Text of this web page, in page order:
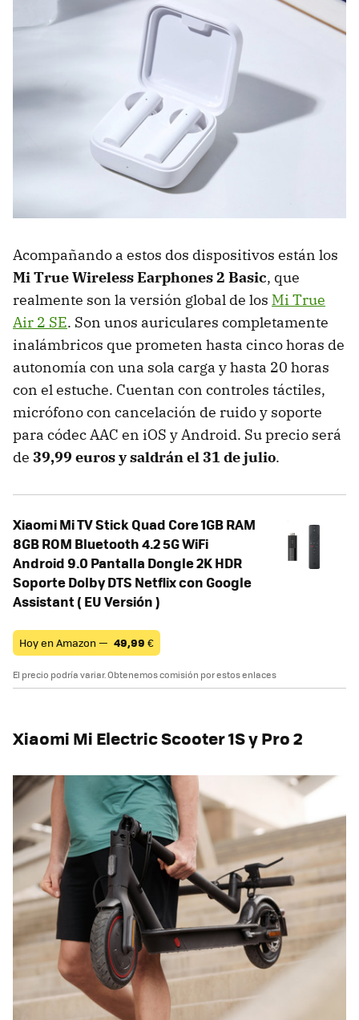
Acompañando a estos dos dispositivos están los
Mi True Wireless Earphones 2 Basic, que
realmente son la versión global de los Mi True
Air 2 SE. Son unos auriculares completamente
inalámbricos que prometen hasta cinco horas de
autonomía con una sola carga y hasta 20 horas
con el estuche. Cuentan con controles táctiles,
micrófono con cancelación de ruido y soporte
para códec AAC en iOS y Android. Su precio será
de 39,99 euros y saldrán el 31 de julio.
Xiaomi Mi TV Stick Quad Core 1GB RAM
8GB ROM Bluetooth 4.2 5G WiFi
Android 9.0 Pantalla Dongle 2K HDR
Soporte Dolby DTS Netflix con Google
Assistant ( EU Versión )
Hoy en Amazon — 49,99 €
El precio podría variar. Obtenemos comisión por estos enlaces
Xiaomi Mi Electric Scooter 1S y Pro 2